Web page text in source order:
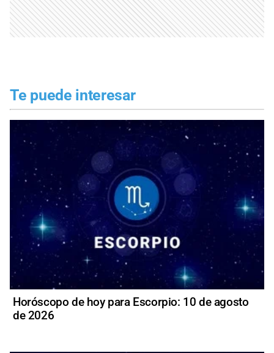
Te puede interesar
Horóscopo de hoy para Escorpio: 10 de agosto
de 2026